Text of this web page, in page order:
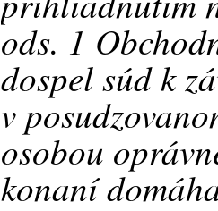
ods. 1
dospel súd k
v
osobou
konaní